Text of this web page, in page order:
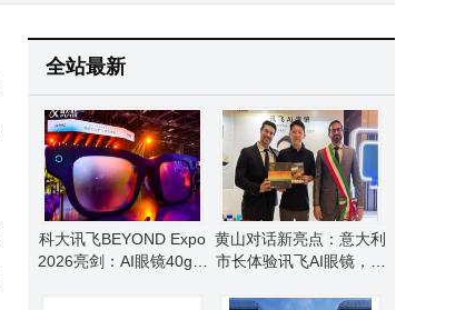
全站最新
科大讯飞BEYOND Expo
2026亮剑：AI眼镜40g轻
黄山对话新亮点：意大利
市长体验讯飞AI眼镜，科